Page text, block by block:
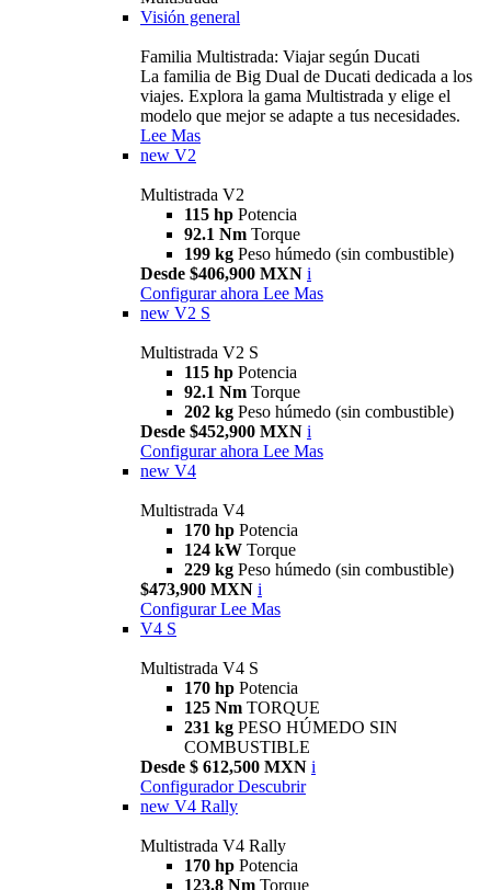
Visión general
Familia Multistrada: Viajar según Ducati
La familia de Big Dual de Ducati dedicada a los
viajes. Explora la gama Multistrada y elige el
modelo que mejor se adapte a tus necesidades.
Lee Mas
new V2
Multistrada V2
115 hp Potencia
92.1 Nm Torque
199 kg Peso húmedo (sin combustible)
Desde $406,900 MXN i
Configurar ahora Lee Mas
new V2 S
Multistrada V2 S
115 hp Potencia
92.1 Nm Torque
202 kg Peso húmedo (sin combustible)
Desde $452,900 MXN i
Configurar ahora Lee Mas
new V4
Multistrada V4
170 hp Potencia
124 kW Torque
229 kg Peso húmedo (sin combustible)
$473,900 MXN i
Configurar Lee Mas
V4 S
Multistrada V4 S
170 hp Potencia
125 Nm TORQUE
231 kg PESO HÚMEDO SIN
COMBUSTIBLE
Desde $ 612,500 MXN i
Configurador Descubrir
new V4 Rally
Multistrada V4 Rally
170 hp Potencia
123.8 Nm Torque